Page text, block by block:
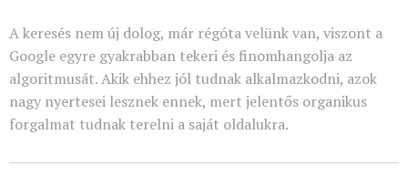
A keresés nem új dolog, már régóta velünk van, viszont a
Google egyre gyakrabban tekeri és finomhangolja az
algoritmusát. Akik ehhez jól tudnak alkalmazkodni, azok
nagy nyertesei lesznek ennek, mert jelentős organikus
forgalmat tudnak terelni a saját oldalukra.